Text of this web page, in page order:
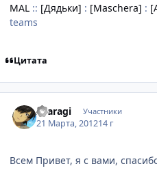
MAL :: [Дядьки] : [Maschera] :
teams
Цитата
Araragi Участники
21 Марта, 201214 г
Всем Привет, я с вами,